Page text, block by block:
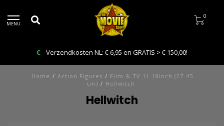
MENU
0
Verzendkosten NL: € 6,95 en GRATIS > € 150,00!
Home / Action Figures / Film & TV 11-18inch (27-45
cm) / Hellwitch
Hellwitch